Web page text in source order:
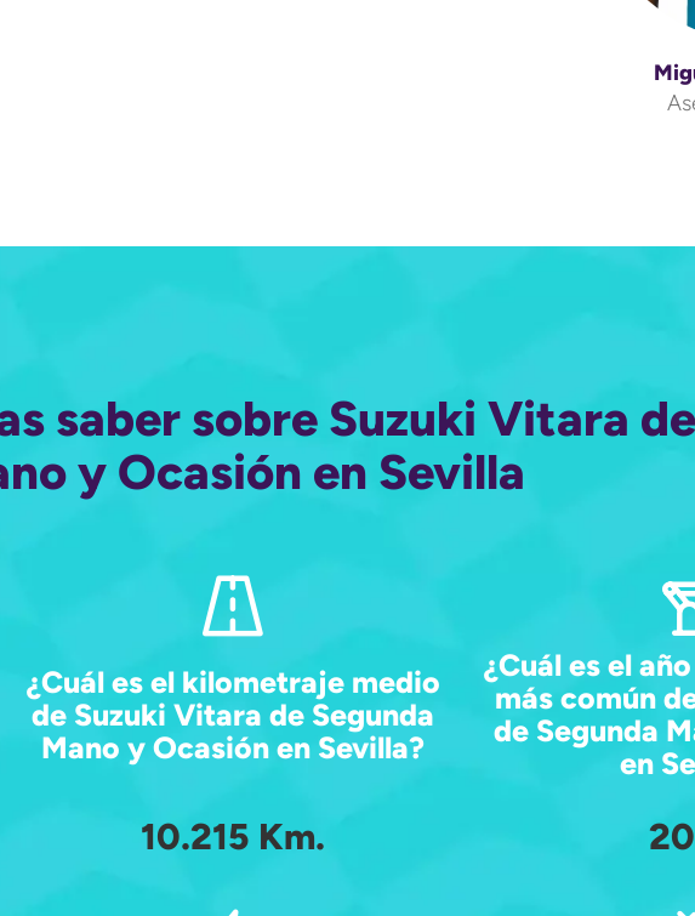
saber sobre Suzuki Vitara
y Ocasión en Sevilla
¿Cuál es el kilometraje medio
de Suzuki Vitara de Segunda
Mano y Ocasión en Sevilla?
10.215 Km.
¿Cuál es el
más común
de Segunda
en